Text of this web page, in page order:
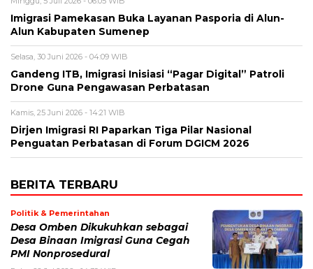
Imigrasi Pamekasan Buka Layanan Pasporia di Alun-
Alun Kabupaten Sumenep
Selasa, 30 Juni 2026 - 04:09 WIB
Gandeng ITB, Imigrasi Inisiasi “Pagar Digital” Patroli
Drone Guna Pengawasan Perbatasan
Kamis, 25 Juni 2026 - 14:21 WIB
Dirjen Imigrasi RI Paparkan Tiga Pilar Nasional
Penguatan Perbatasan di Forum DGICM 2026
BERITA TERBARU
Politik & Pemerintahan
Desa Omben Dikukuhkan sebagai
Desa Binaan Imigrasi Guna Cegah
PMI Nonprosedural